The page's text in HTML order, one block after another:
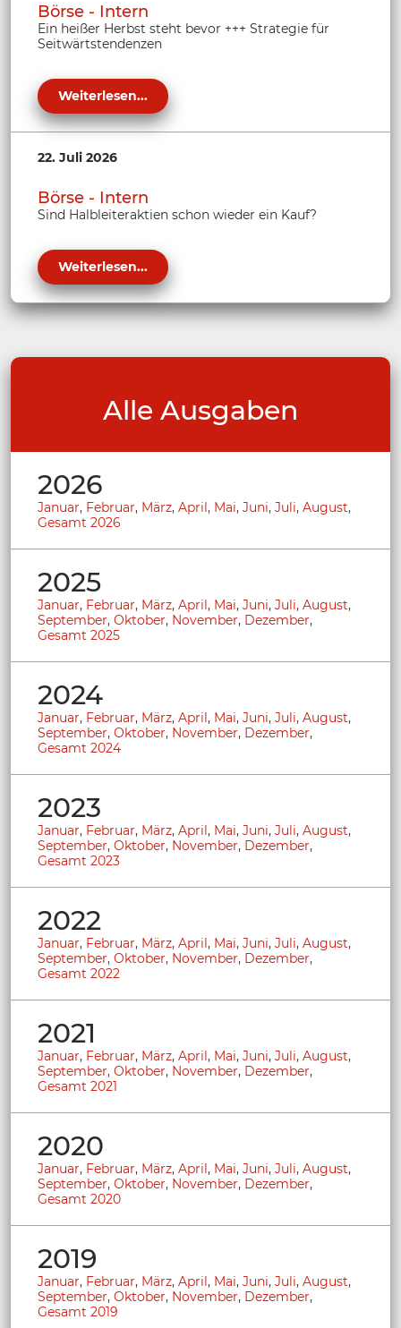
Börse - Intern
Ein heißer Herbst steht bevor +++ Strategie für
Seitwärtstendenzen
Weiterlesen...
22. Juli 2026
Börse - Intern
Sind Halbleiteraktien schon wieder ein Kauf?
Weiterlesen...
Alle Ausgaben
2026
Januar, Februar, März, April , Mai, Juni, Juli, August,
Gesamt 2026
2025
Januar, Februar, März, April , Mai, Juni, Juli, August,
September, Oktober, November, Dezember,
Gesamt 2025
2024
Januar, Februar, März, April , Mai, Juni, Juli, August,
September, Oktober, November, Dezember,
Gesamt 2024
2023
Januar, Februar, März, April , Mai, Juni, Juli, August,
September, Oktober, November, Dezember,
Gesamt 2023
2022
Januar, Februar, März, April , Mai, Juni, Juli, August,
September, Oktober, November, Dezember,
Gesamt 2022
2021
Januar, Februar, März, April , Mai, Juni, Juli, August,
September, Oktober, November, Dezember,
Gesamt 2021
2020
Januar, Februar, März, April , Mai, Juni, Juli, August,
September, Oktober, November, Dezember,
Gesamt 2020
2019
Januar, Februar, März, April , Mai, Juni, Juli, August,
September, Oktober, November, Dezember,
Gesamt 2019